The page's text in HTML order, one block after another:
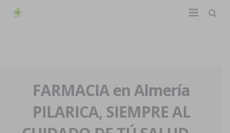
La farmacia
Nuestra historia
Eventos
FARMACIA en Almería
PILARICA, SIEMPRE AL